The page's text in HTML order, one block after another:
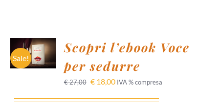
Sale!
AL
CARRELLO
/
Scopri l’ebook Voce
per sedurre
€27,00 €18,00 IVA % compresa